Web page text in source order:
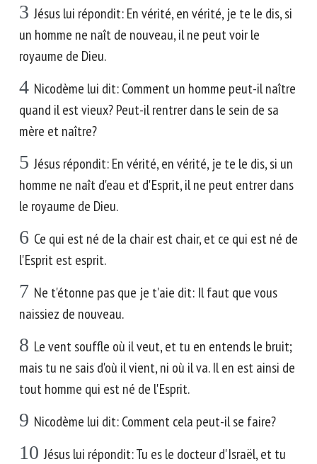
3 Jésus lui répondit: En vérité, en vérité, je te le dis, si
un homme ne naît de nouveau, il ne peut voir le
royaume de Dieu.
4 Nicodème lui dit: Comment un homme peut-il naître
quand il est vieux? Peut-il rentrer dans le sein de sa
mère et naître?
5 Jésus répondit: En vérité, en vérité, je te le dis, si un
homme ne naît d'eau et d'Esprit, il ne peut entrer dans
le royaume de Dieu.
6 Ce qui est né de la chair est chair, et ce qui est né de
l'Esprit est esprit.
7 Ne t'étonne pas que je t'aie dit: Il faut que vous
naissiez de nouveau.
8 Le vent souffle où il veut, et tu en entends le bruit;
mais tu ne sais d'où il vient, ni où il va. Il en est ainsi de
tout homme qui est né de l'Esprit.
9 Nicodème lui dit: Comment cela peut-il se faire?
10 Jésus lui répondit: Tu es le docteur d'Israël, et tu